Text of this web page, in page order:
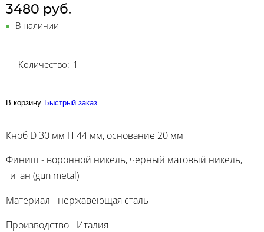
3480 руб.
В наличии
Количество:
В корзину Быстрый заказ
Кноб D 30 мм H 44 мм, основание 20 мм
Финиш - воронной никель, черный матовый никель,
титан (gun metal)
Материал - нержавеющая сталь
Производство - Италия